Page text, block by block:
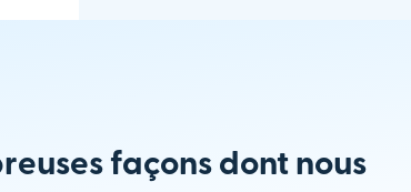
façons dont nous